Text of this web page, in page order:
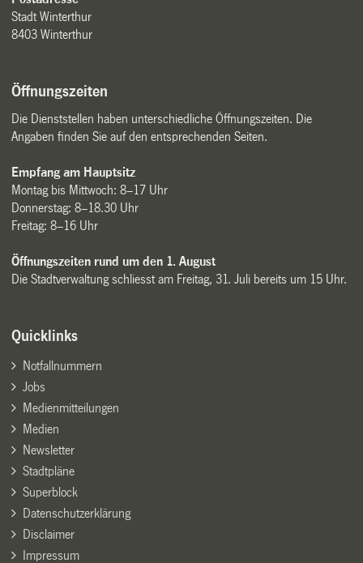
Stadt Winterthur
8403 Winterthur
Öffnungszeiten
Die Dienststellen haben unterschiedliche Öffnungszeiten. Die
Angaben finden Sie auf den entsprechenden Seiten.
Empfang am Hauptsitz
Montag bis Mittwoch: 8–17 Uhr
Donnerstag: 8–18.30 Uhr
Freitag: 8–16 Uhr
Öffnungszeiten rund um den 1. August
Die Stadtverwaltung schliesst am Freitag, 31. Juli bereits um 15 Uhr.
Quicklinks
Notfallnummern
Jobs
Medienmitteilungen
Medien
Newsletter
Stadtpläne
Superblock
Datenschutzerklärung
Disclaimer
Impressum